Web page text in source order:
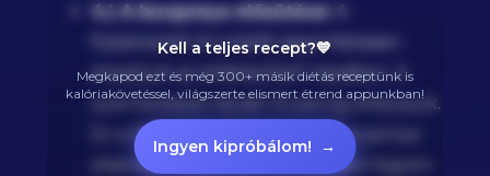
4.) A burgonya elősütése:
A
fűszerezett krumplit egyenletesen
elosztjuk az előkészített tepsiben. A
sütő középső rácsán 15 percig elősütjük.
Ez a lépés biztosítja, hogy a burgonya
alaposan megsüljön és ropogós legyen.
Kell a teljes recept?💙
Megkapod ezt és még 300+ másik diétás receptünk is
kalóriakövetéssel, világszerte elismert étrend appunkban!
Ingyen kipróbálom! →